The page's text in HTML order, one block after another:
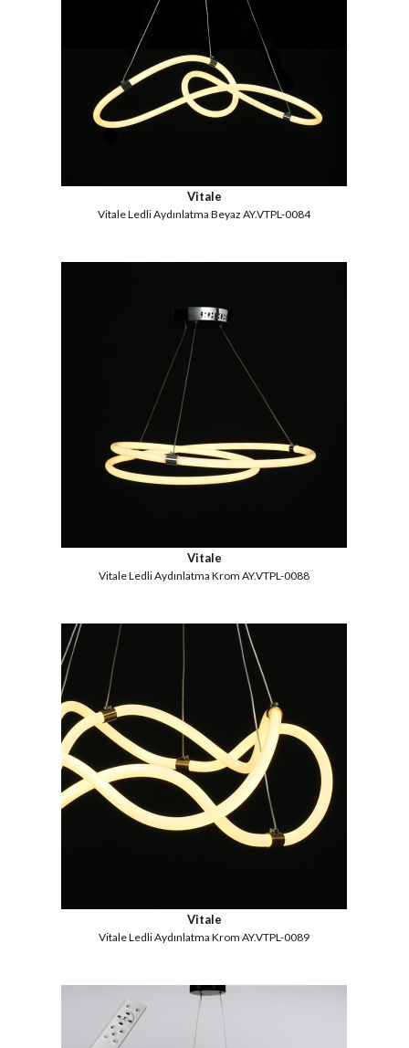
Vitale
Vitale Ledli Aydınlatma Beyaz AY.VTPL-0084
Vitale
Vitale Ledli Aydınlatma Krom AY.VTPL-0088
Vitale
Vitale Ledli Aydınlatma Krom AY.VTPL-0089